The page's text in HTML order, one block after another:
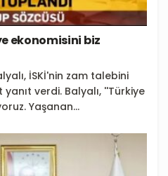
ekonomisini biz
İSKİ'nin zam talebini
verdi. Balyalı, ''Türkiye
Yaşanan...